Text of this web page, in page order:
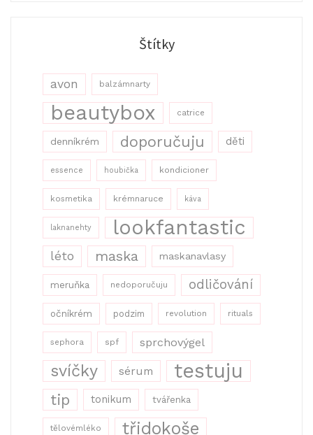
Štítky
avon balzámnarty
beautybox catrice
denníkrém doporučuju děti
essence houbička kondicioner
kosmetika krémnaruce káva
laknanehty lookfantastic
léto maska maskanavlasy
meruňka nedoporučuju odličování
očníkrém podzim revolution rituals
sephora spf sprchovýgel
svíčky sérum testuju
tip tonikum tvářenka
tělovémléko třidokoše